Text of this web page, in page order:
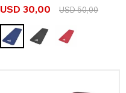
USD 30,00 USD50,00